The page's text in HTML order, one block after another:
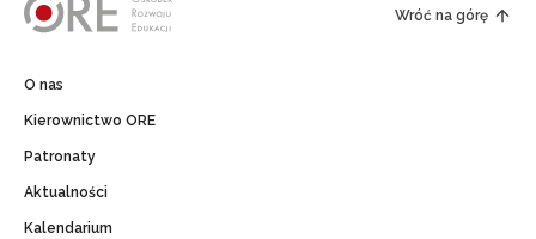
Wróć na górę
O nas
Kierownictwo ORE
Patronaty
Aktualności
Kalendarium